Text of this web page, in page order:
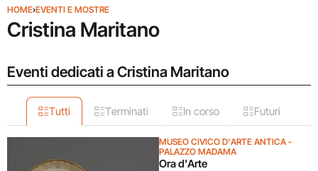
HOME›EVENTI E MOSTRE
Cristina Maritano
Eventi dedicati a Cristina Maritano
Tutti Terminati In corso Futuri
MUSEO CIVICO D'ARTE ANTICA -
PALAZZO MADAMA
Ora d'Arte